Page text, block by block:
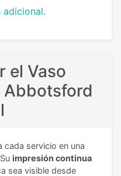
el Vaso
Abbotsford
servicio en una
impresión continua
sea visible desde